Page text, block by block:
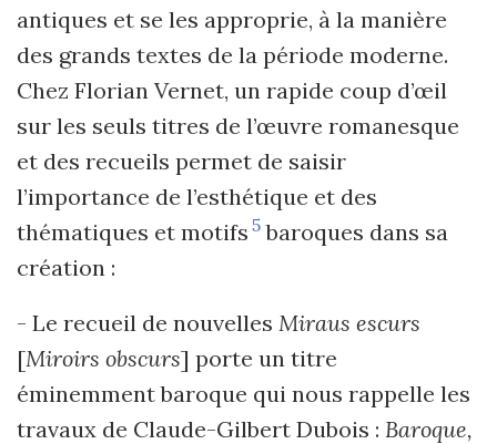
antiques et se les approprie, à la manière
des grands textes de la période moderne.
Chez Florian Vernet, un rapide coup d’œil
sur les seuls titres de l’œuvre romanesque
et des recueils permet de saisir
l’importance de l’esthétique et des
thématiques et motifs 5 baroques dans sa
création :
- Le recueil de nouvelles Miraus escurs
[Miroirs obscurs] porte un titre
éminemment baroque qui nous rappelle les
travaux de Claude-Gilbert Dubois : Baroque,